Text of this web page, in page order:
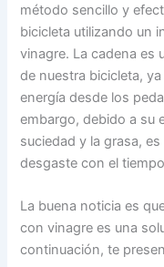
método sencillo y
bicicleta utilizando un
vinagre. La cadena es
de nuestra bicicleta,
energía desde los
embargo, debido a su
suciedad y la grasa,
desgaste con el
La buena noticia es
con vinagre es una
continuación, te